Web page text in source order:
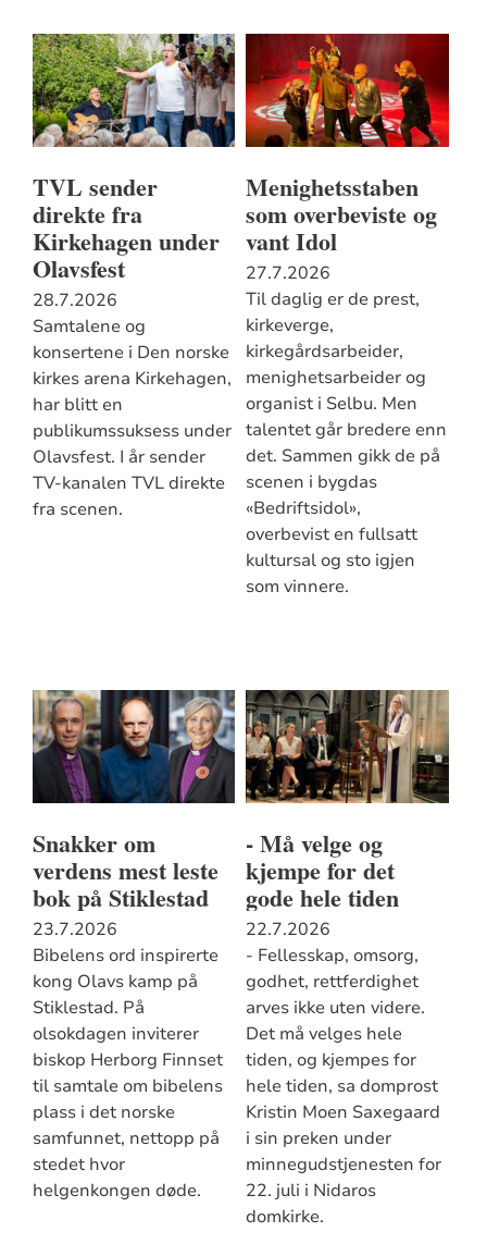
TVL sender
direkte fra
Kirkehagen under
Olavsfest
28.7.2026
Samtalene og
konsertene i Den norske
kirkes arena Kirkehagen,
har blitt en
publikumssuksess under
Olavsfest. I år sender
TV-kanalen TVL direkte
fra scenen.
Menighetsstaben
som overbeviste og
vant Idol
27.7.2026
Til daglig er de prest,
kirkeverge,
kirkegårdsarbeider,
menighetsarbeider og
organist i Selbu. Men
talentet går bredere enn
det. Sammen gikk de på
scenen i bygdas
«Bedriftsidol»,
overbevist en fullsatt
kultursal og sto igjen
som vinnere.
Snakker om
verdens mest leste
bok på Stiklestad
23.7.2026
Bibelens ord inspirerte
kong Olavs kamp på
Stiklestad. På
olsokdagen inviterer
biskop Herborg Finnset
til samtale om bibelens
plass i det norske
samfunnet, nettopp på
stedet hvor
helgenkongen døde.
- Må velge og
kjempe for det
gode hele tiden
22.7.2026
- Fellesskap, omsorg,
godhet, rettferdighet
arves ikke uten videre.
Det må velges hele
tiden, og kjempes for
hele tiden, sa domprost
Kristin Moen Saxegaard
i sin preken under
minnegudstjenesten for
22. juli i Nidaros
domkirke.